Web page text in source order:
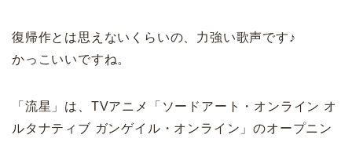
復帰作とは思えないくらいの、力強い歌声です♪
かっこいいですね。
「流星」は、TVアニメ「ソードアート・オンライン オ
ルタナティブ ガンゲイル・オンライン」のオープニン